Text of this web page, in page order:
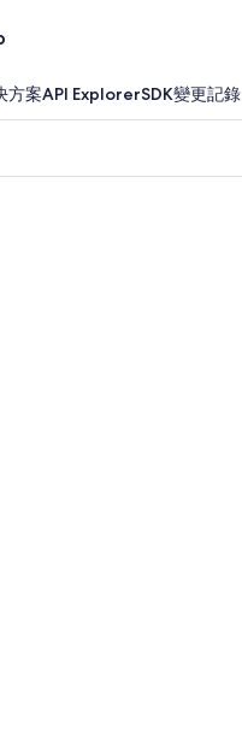
方案API ExplorerSDK變更記錄